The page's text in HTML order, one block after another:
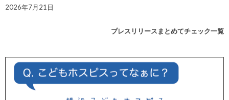
2026年7月21日
プレスリリースまとめてチェック一覧